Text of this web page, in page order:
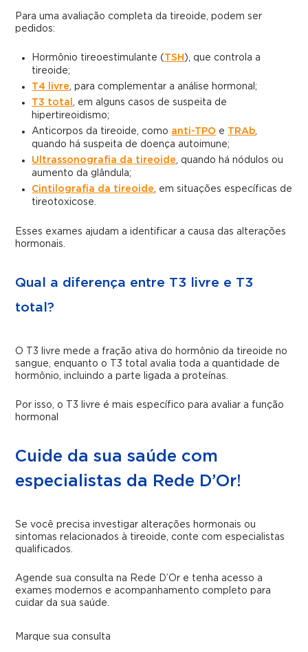
Para uma avaliação completa da tireoide, podem ser
pedidos:
Hormônio tireoestimulante (TSH ), que controla a
tireoide;
T4 livre , para complementar a análise hormonal;
T3 total
, em alguns casos de suspeita de
hipertireoidismo;
Anticorpos da tireoide, como anti-TPO e TRAb
quando há suspeita de doença autoimune;
Ultrassonografia da tireoide
, quando há nódulos ou
aumento da glândula;
Cintilografia da tireoide
, em situações específicas de
tireotoxicose.
Esses exames ajudam a identificar a causa das alterações
hormonais.
Qual a diferença entre T3 livre e T3
total?
O T3 livre mede a fração ativa do hormônio da tireoide no
sangue, enquanto o T3 total avalia toda a quantidade de
hormônio, incluindo a parte ligada a proteínas.
Por isso, o T3 livre é mais específico para avaliar a função
hormonal
Cuide da sua saúde com
especialistas da Rede D’Or!
Se você precisa investigar alterações hormonais ou
sintomas relacionados à tireoide, conte com especialistas
qualificados.
Agende sua consulta na Rede D’Or e tenha acesso a
exames modernos e acompanhamento completo para
cuidar da sua saúde.
Marque sua consulta